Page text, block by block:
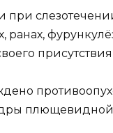
при
ранах,